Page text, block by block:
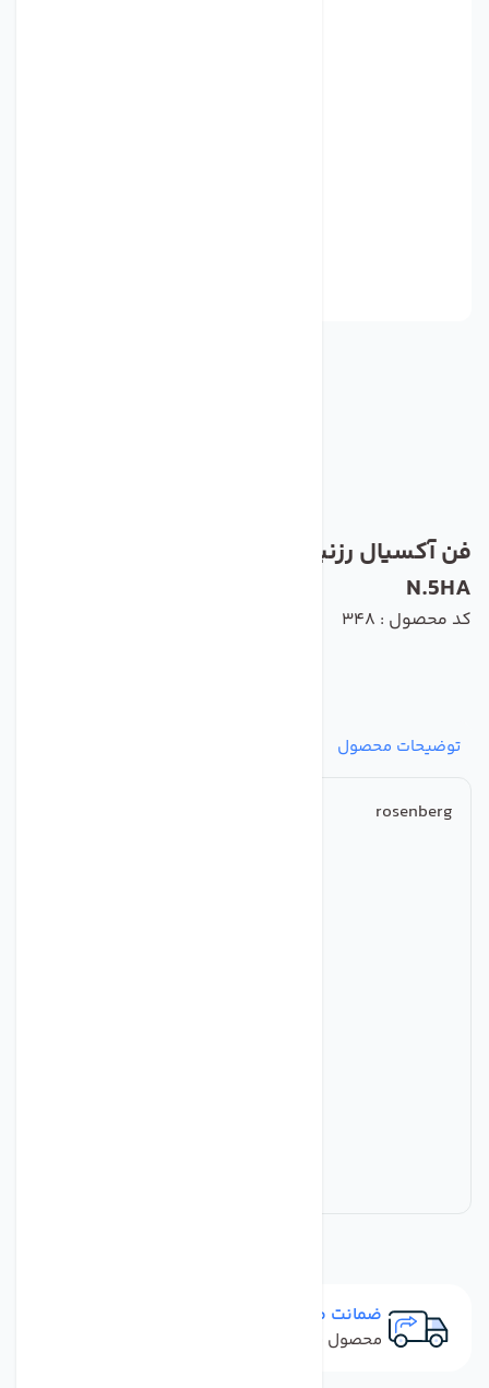
N.5HA
کد محصول : 348
توضیحات محصول
rosenberg
ضمانت مرجوعی
محصول نباید آسیب دیده باشد